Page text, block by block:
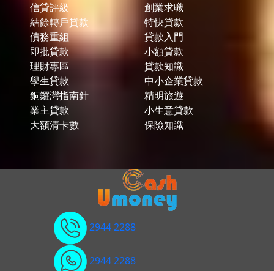
信貸評級
創業求職
結餘轉戶貸款
特快貸款
債務重組
貸款入門
即批貸款
小額貸款
理財專區
貸款知識
學生貸款
中小企業貸款
銅鑼灣指南針
精明旅遊
業主貸款
小生意貸款
大額清卡數
保險知識
2944 2288
2944 2288